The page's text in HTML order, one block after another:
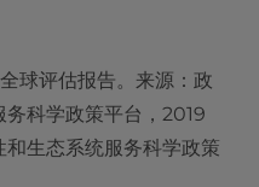
球评估报告。来源：政
科学政策平台，2019
生态系统服务科学政策